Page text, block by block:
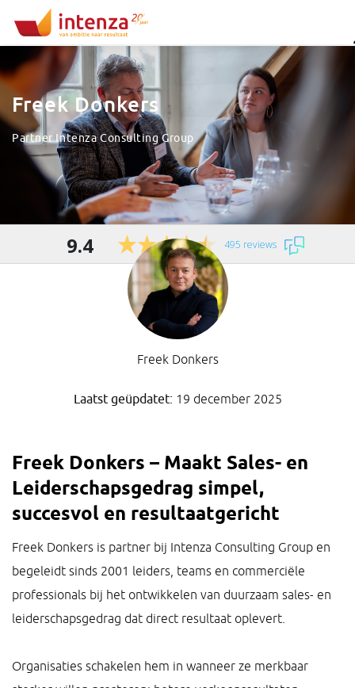
Freek Donkers
Partner Intenza Consulting Group
9.4 495 reviews
Freek Donkers
Laatst geüpdatet: 19 december 2025
Freek Donkers – Maakt Sales- en
Leiderschapsgedrag simpel,
succesvol en resultaatgericht
Freek Donkers is partner bij Intenza Consulting Group en
begeleidt sinds 2001 leiders, teams en commerciële
professionals bij het ontwikkelen van duurzaam sales- en
leiderschapsgedrag dat direct resultaat oplevert.
Organisaties schakelen hem in wanneer ze merkbaar